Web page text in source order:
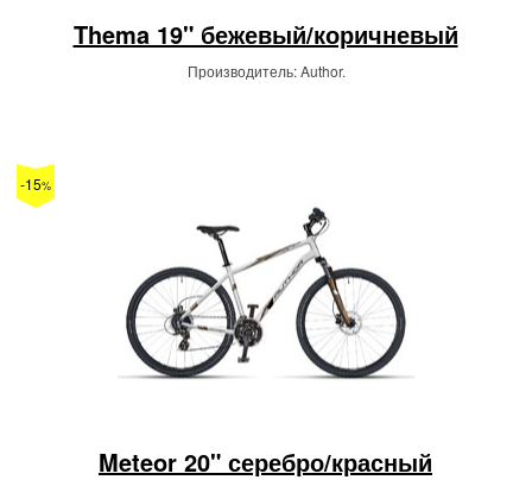
Thema 19" бежевый/коричневый
Производитель: Author.
-15%
Meteor 20" серебро/красный